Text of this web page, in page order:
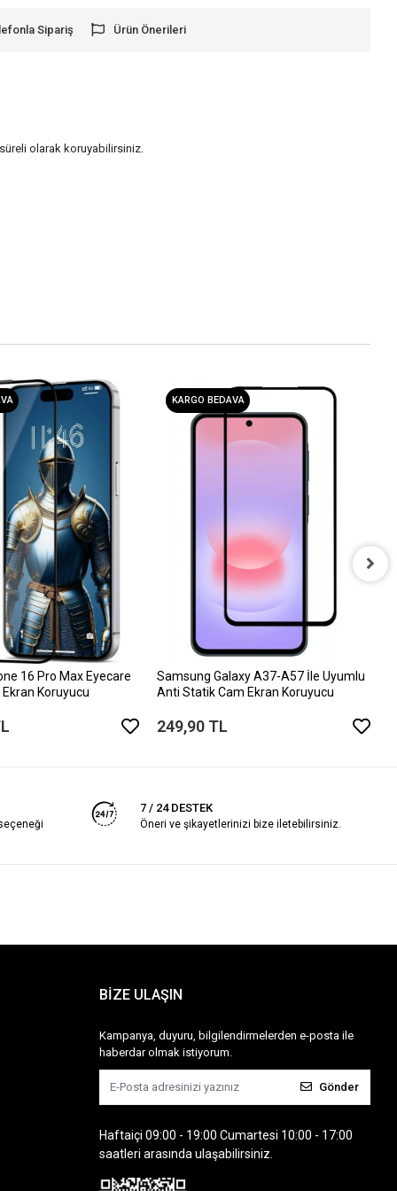
Sipariş Ürün Önerileri
olarak koruyabilirsiniz.
16 Pro Max Eyecare
Ekran Koruyucu
KARGO BEDAVA
Samsung Galaxy A37-A57 İle Uyumlu
Anti Statik Cam Ekran Koruyucu
249,90 TL
7 / 24 DESTEK
Öneri ve şikayetlerinizi bize iletebilirsiniz.
BİZE ULAŞIN
Kampanya, duyuru, bilgilendirmelerden e-posta ile
haberdar olmak istiyorum.
Gönder
Haftaiçi 09:00 - 19:00 Cumartesi 10:00 - 17:00
saatleri arasında ulaşabilirsiniz.